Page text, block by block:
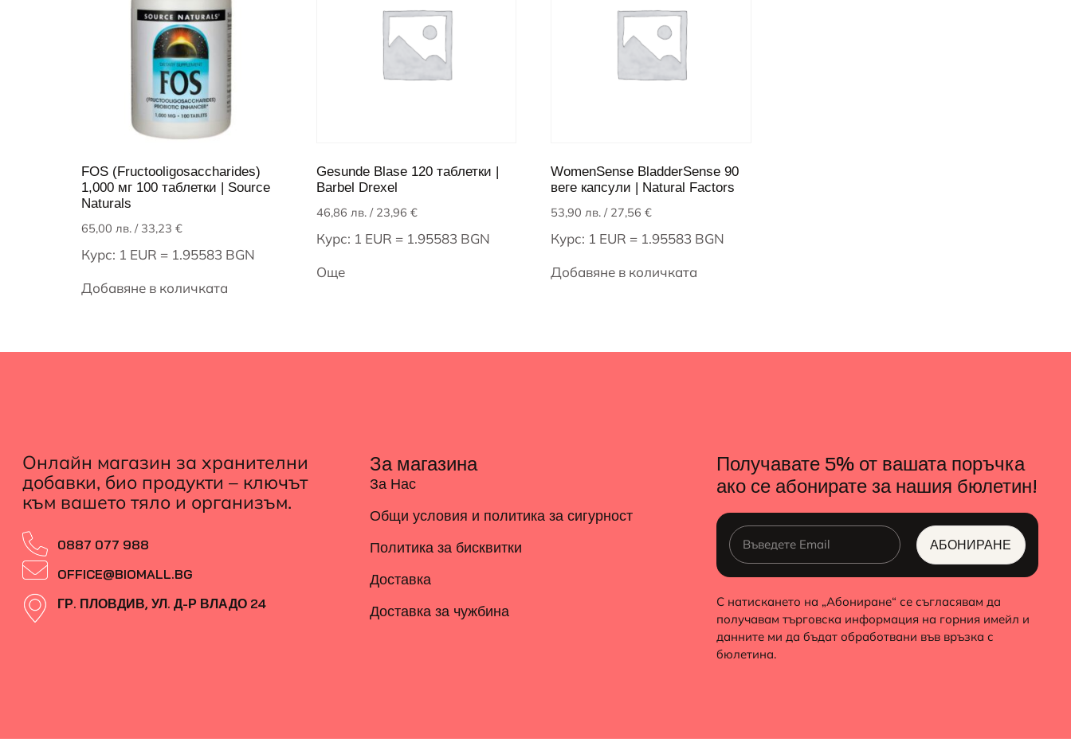
FOS (Fructooligosaccharides)
1,000 мг 100 таблетки | Source
Naturals
65,00 лв. / 33,23 €
Курс: 1 EUR = 1.95583 BGN
Добавяне в количката
Gesunde Blase 120 таблетки |
Barbel Drexel
46,86 лв./ 23,96 €
Курс: 1 EUR = 1.95583 BGN
Още
WomenSense BladderSense 90
веге капсули | Natural Factors
53,90лв. / 27,56 €
Курс: 1 EUR = 1.95583 BGN
Добавяне в количката
Онлайн магазин за хранителни
добавки, био продукти – ключът
към вашето тяло и организъм.
0887 077 988
OFFICE@BIOMALL.BG
ГР. ПЛОВДИВ, УЛ. Д-Р ВЛАДО 24
За магазина
За Нас
Общи условия и политика за сигурност
Политика за бисквитки
Доставка
Доставка за чужбина
Получавате 5% от вашата поръчка
ако се абонирате за нашия бюлетин!
АБОНИРАНЕ
ALTERNATIVE:
С натискането на „Абониране“ се съгласявам да
получавам търговска информация на горния имейл и
данните ми да бъдат обработвани във връзка с
бюлетина.